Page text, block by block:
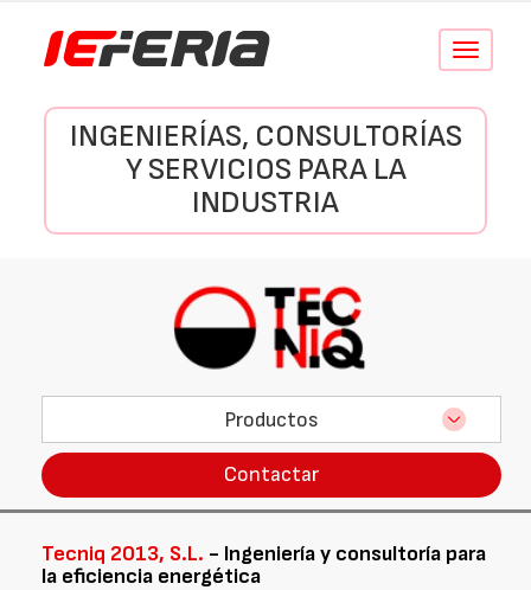
Conmutar
INGENIERÍAS, CONSULTORÍAS
Y SERVICIOS PARA LA
INDUSTRIA
Productos
Contactar
Tecniq 2013, S.L. - Ingeniería y consultoría para
la eficiencia energética